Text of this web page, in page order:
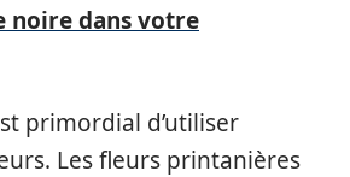
noire dans votre
primordial d’utiliser
Les fleurs printanières